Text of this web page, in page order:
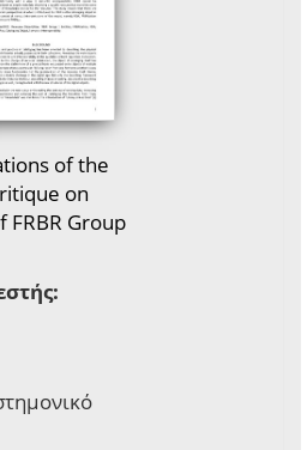
of the
on
Group